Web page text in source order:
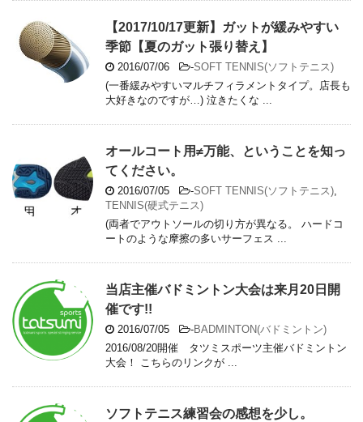
【2017/10/17更新】ガットが緩みやすい
季節【夏のガット張り替え】
2016/07/06 -SOFT TENNIS(ソフトテニス)
(一番緩みやすいマルチフィラメントタイプ。店長も
大好きなのですが…) 泣きたくな ...
オールコート用≠万能、ということを知っ
てください。
2016/07/05 -SOFT TENNIS(ソフトテニス),
TENNIS(硬式テニス)
(両者でアウトソールの切り方が異なる。 ハードコ
ートのような摩擦の多いサーフェス ...
当店主催バドミントン大会は来月20日開
催です!!
2016/07/05 -BADMINTON(バドミントン)
2016/08/20開催 タツミスポーツ主催バドミントン
大会！ こちらのリンクが ...
ソフトテニス練習会の感想を少し。